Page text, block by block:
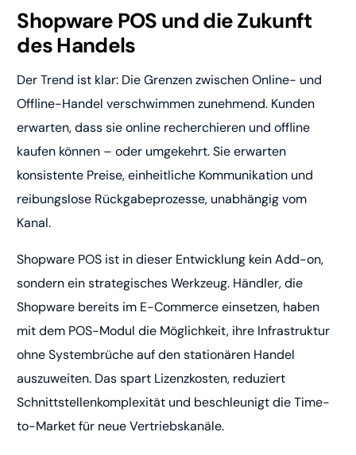
Shopware POS und die Zukunft
des Handels
Der Trend ist klar: Die Grenzen zwischen Online- und
Offline-Handel verschwimmen zunehmend. Kunden
erwarten, dass sie online recherchieren und offline
kaufen können – oder umgekehrt. Sie erwarten
konsistente Preise, einheitliche Kommunikation und
reibungslose Rückgabeprozesse, unabhängig vom
Kanal.
Shopware POS ist in dieser Entwicklung kein Add-on,
sondern ein strategisches Werkzeug. Händler, die
Shopware bereits im E-Commerce einsetzen, haben
mit dem POS-Modul die Möglichkeit, ihre Infrastruktur
ohne Systembrüche auf den stationären Handel
auszuweiten. Das spart Lizenzkosten, reduziert
Schnittstellenkomplexität und beschleunigt die Time-
to-Market für neue Vertriebskanäle.